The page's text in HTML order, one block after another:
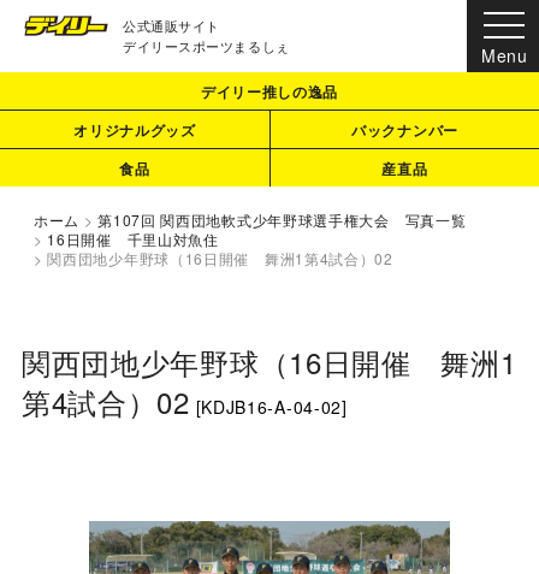
公式通販サイト
デイリースポーツまるしぇ
デイリー推しの逸品
オリジナルグッズ
バックナンバー
食品
産直品
ホーム > 第107回 関西団地軟式少年野球選手権大会 写真一覧
> 16日開催 千里山対魚住
> 関西団地少年野球（16日開催 舞洲1第4試合）02
関西団地少年野球（16日開催 舞洲1
第4試合）02 [KDJB16-A-04-02]